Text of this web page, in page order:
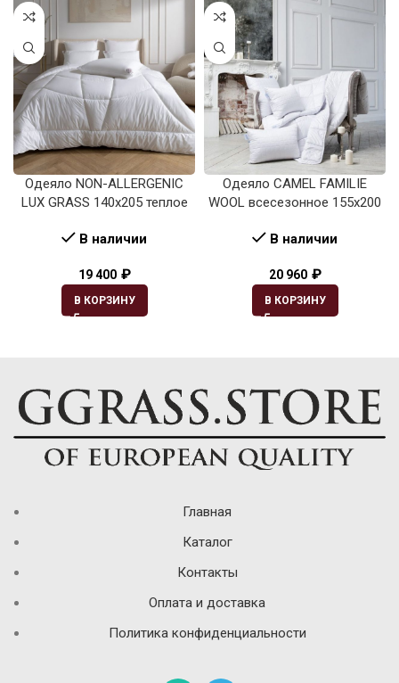
Одеяло NON-ALLERGENIC
LUX GRASS 140х205 теплое
В наличии
19 400 ₽
В КОРЗИНУ
Одеяло CAMEL FAMILIE
WOOL всесезонное 155х200
В наличии
20 960 ₽
В КОРЗИНУ
Главная
Каталог
Контакты
Оплата и доставка
Политика конфиденциальности